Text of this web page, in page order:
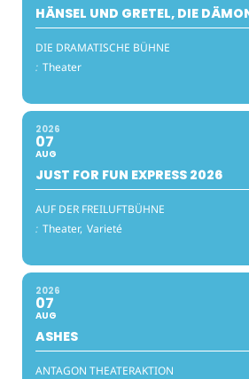
HÄNSEL UND GRETEL, DIE
DIE DRAMATISCHE BÜHNE
: Theater
2026
07
AUG
JUST FOR FUN EXPRESS 2026
AUF DER FREILUFTBÜHNE
: Theater, Varieté
2026
07
AUG
ASHES
ANTAGON THEATERAKTION